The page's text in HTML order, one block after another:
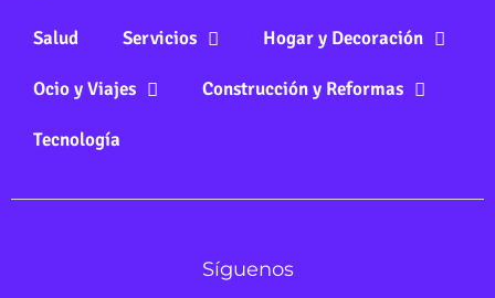
Salud Servicios Hogar y Decoración
Ocio y Viajes Construcción y Reformas
Tecnología
Síguenos